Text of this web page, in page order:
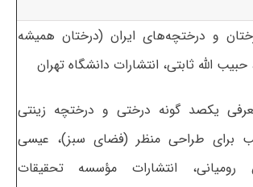
و درختچه‌های ایران (درختان همیشه
الله ثابتی، انتشارات دانشگاه تهران
یکصد گونه درختی و درختچه زینتی
برای طراحی منظر (فضای سبز)، عیسی
رومیانی، انتشارات مؤسسه تحقیقات